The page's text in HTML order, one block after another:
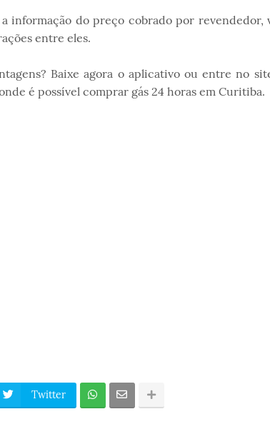
a informação do preço cobrado por
entre eles.
Baixe agora o aplicativo ou entre no
é possível comprar gás 24 horas em Curitiba.
Twitter